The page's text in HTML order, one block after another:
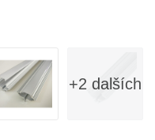
+2 dalších